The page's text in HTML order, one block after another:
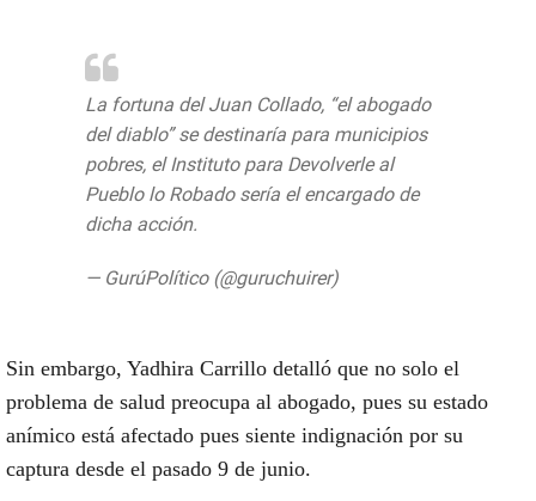
La fortuna del Juan Collado, “el abogado
del diablo” se destinaría para municipios
pobres, el Instituto para Devolverle al
Pueblo lo Robado sería el encargado de
dicha acción.
— GurúPolítico (@guruchuirer)
Sin embargo, Yadhira Carrillo detalló que no solo el
problema de salud preocupa al abogado, pues su estado
anímico está afectado pues siente indignación por su
captura desde el pasado 9 de junio.